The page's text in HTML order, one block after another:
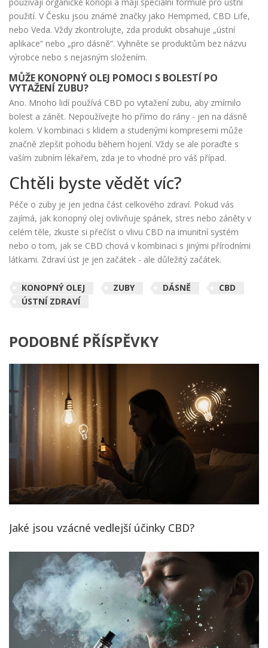
použití. V Česku jsou známé značky jako Hempmed, CBD Life,
nebo Veda. Vždy zkontrolujte, zda produkt obsahuje „ústní
aplikace“ nebo „pro dásně“. Vyhněte se produktům bez názvu
výrobce nebo s nejasným složením.
MŮŽE KONOPNÝ OLEJ POMOCI S BOLESTÍ PO
VYTAŽENÍ ZUBU?
Ano. Mnoho lidí používá CBD po vytažení zubu, aby zmírnilo
bolest a zánět. Nepoužívejte ho přímo do rány - jen na dásně
kolem. V kombinaci s klidem a studenými kompresemi může
značně zlepšit pohodu během hojení. Vždy se ale poraďte s
vaším zubním lékařem, zda je to vhodné pro váš případ.
Chtěli byste vědět víc?
Péče o zuby je jen jedna část celkového zdraví. Pokud vás
zajímá, jak konopný olej ovlivňuje spánek, stres nebo záněty v
celém těle, zkuste si přečíst o vlivu CBD na imunitní systém
nebo o tom, jak se CBD chová v kombinaci s jinými přírodními
látkami. Zdraví úst je jen začátek - ale důležitý začátek.
KONOPNÝ OLEJ ZUBY DÁSNĚ
CBD
ÚSTNÍ ZDRAVÍ
PODOBNÉ PŘÍSPĚVKY
Jaké jsou vzácné vedlejší účinky CBD?